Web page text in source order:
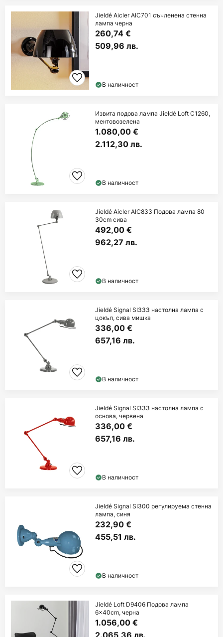
Jieldé Aicler AIC701 съчленена стенна
лампа черна
260,74 €
509,96 лв.
В наличност
Извита подова лампа Jieldé Loft C1260,
ментовозелена
1.080,00 €
2.112,30 лв.
В наличност
Jieldé Aicler AIC833 Подова лампа 80
30cm сива
492,00 €
962,27 лв.
В наличност
Jieldé Signal SI333 настолна лампа с
цокъл, сива мишка
336,00 €
657,16 лв.
В наличност
Jieldé Signal SI333 настолна лампа с
основа, червена
336,00 €
657,16 лв.
В наличност
Jieldé Signal SI300 регулируема стенна
лампа, синя
232,90 €
455,51 лв.
В наличност
Jieldé Loft D9406 Подова лампа
6x40cm, черна
1.056,00 €